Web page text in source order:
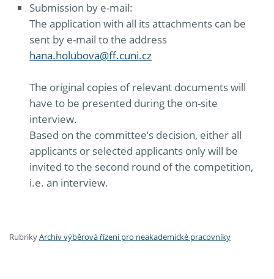
Submission by e-mail:
The application with all its attachments can be
sent by e-mail to the address
hana.holubova@ff.cuni.cz
The original copies of relevant documents will
have to be presented during the on-site
interview.
Based on the committee’s decision, either all
applicants or selected applicants only will be
invited to the second round of the competition,
i.e. an interview.
RubrikyArchív výběrová řízení pro neakademické pracovníky